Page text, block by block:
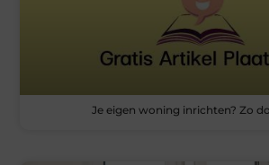
Je eigen woning inrichten? Zo